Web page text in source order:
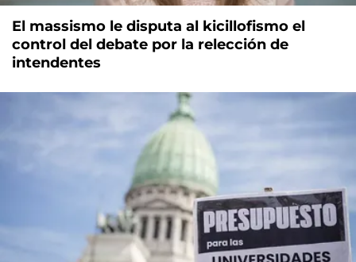
El massismo le disputa al kicillofismo el
control del debate por la relección de
intendentes